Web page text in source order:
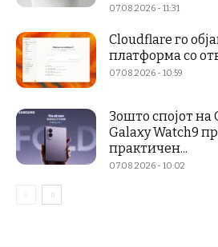
07.08.2026 - 11:31
Cloudflare го
платформа со
07.08.2026 - 10:59
Зошто спојот на
Galaxy Watch9
практичен...
07.08.2026 - 10:02